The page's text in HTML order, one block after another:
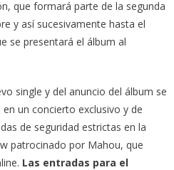
que formará parte de la segunda
y así sucesivamente hasta el
se presentará el álbum al
single y del anuncio del álbum se
un concierto exclusivo y de
de seguridad estrictas en la
patrocinado por Mahou, que
Las entradas para el